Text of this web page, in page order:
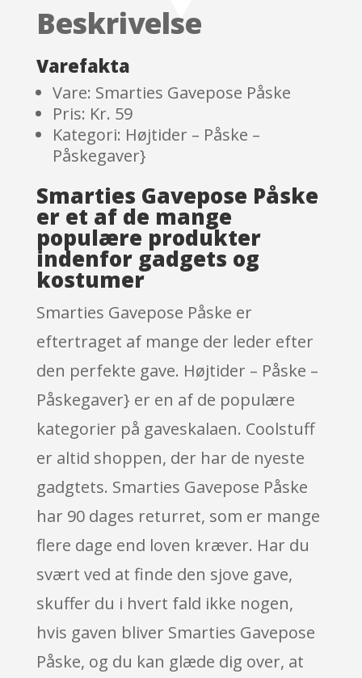
custome
ratings
Beskrivelse
Varefakta
Vare: Smarties Gavepose Påske
Pris: Kr. 59
Kategori: Højtider – Påske –
Påskegaver}
Smarties Gavepose Påske
er et af de mange
populære produkter
indenfor gadgets og
kostumer
Smarties Gavepose Påske er
eftertraget af mange der leder efter
den perfekte gave. Højtider – Påske –
Påskegaver} er en af de populære
kategorier på gaveskalaen. Coolstuff
er altid shoppen, der har de nyeste
gadgtets. Smarties Gavepose Påske
har 90 dages returret, som er mange
flere dage end loven kræver. Har du
svært ved at finde den sjove gave,
skuffer du i hvert fald ikke nogen,
hvis gaven bliver Smarties Gavepose
Påske, og du kan glæde dig over, at